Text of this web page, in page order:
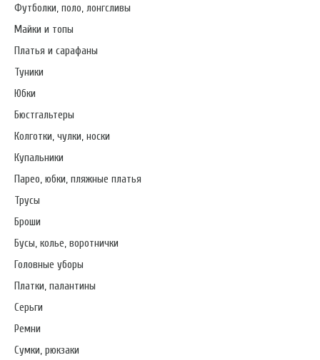
Футболки, поло, лонгсливы
Майки и топы
Платья и сарафаны
Туники
Юбки
Бюстгальтеры
Колготки, чулки, носки
Купальники
Парео, юбки, пляжные платья
Трусы
Броши
Бусы, колье, воротнички
Головные уборы
Платки, палантины
Серьги
Ремни
Сумки, рюкзаки